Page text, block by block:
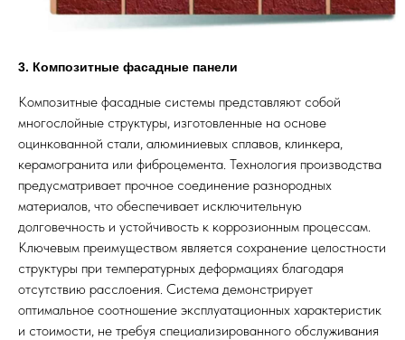
3. Композитные фасадные панели
Композитные фасадные системы представляют собой
многослойные структуры, изготовленные на основе
оцинкованной стали, алюминиевых сплавов, клинкера,
керамогранита или фиброцемента. Технология производства
предусматривает прочное соединение разнородных
материалов, что обеспечивает исключительную
долговечность и устойчивость к коррозионным процессам.
Ключевым преимуществом является сохранение целостности
структуры при температурных деформациях благодаря
отсутствию расслоения. Система демонстрирует
оптимальное соотношение эксплуатационных характеристик
и стоимости, не требуя специализированного обслуживания